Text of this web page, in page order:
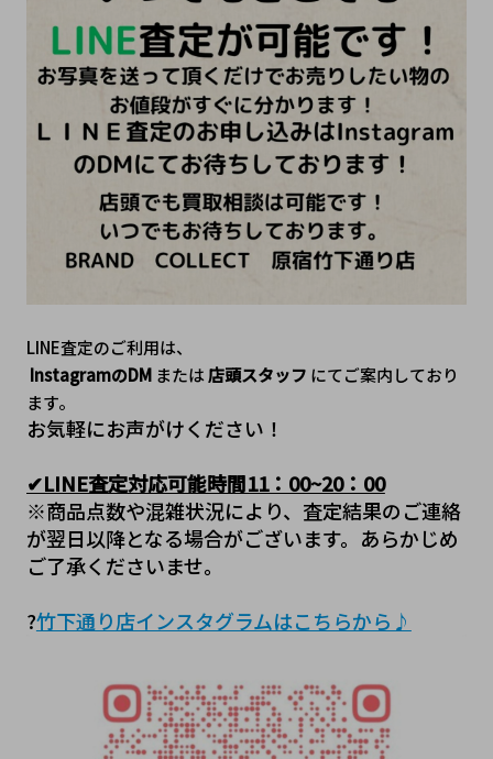
LINE査定のご利用は、
InstagramのDM または 店頭スタッフ にてご案内しており
ます。
お気軽にお声がけください！
✔LINE査定対応可能時間11：00~20：00
※商品点数や混雑状況により、査定結果のご連絡
が翌日以降となる場合がございます。あらかじめ
ご了承くださいませ。
?竹下通り店インスタグラムはこちらから♪